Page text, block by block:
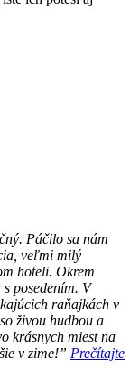
Páčilo sa nám
veľmi milý
hoteli. Okrem
posedením. V
raňajkách v
živou hudbou a
krásnych miest na
v zime!” Prečítajte